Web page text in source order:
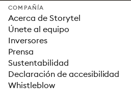
COMPAÑÍA
Acerca de Storytel
Únete al equipo
Inversores
Prensa
Sustentabilidad
Declaración de accesibilidad
Whistleblow